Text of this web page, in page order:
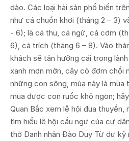
dào. Các loại hải sản phổ biến
như cá chuồn khơi (tháng 2 – 3)
- 6); là cá thu, cá ngừ, cá cơm
6), cá trích (tháng 6 – 8). Vào
khách sẽ tận hưởng cái trong
xanh mơn mởn, cây cỏ đơm chồi
những con sông, mùa này là mùa
mua được con ruốc khô ngon;
Quan Bắc xem lễ hội đua thuyền,
tìm hiểu lễ hội cầu ngư của cư
thờ Danh nhân Đào Duy Từ dự kỷ